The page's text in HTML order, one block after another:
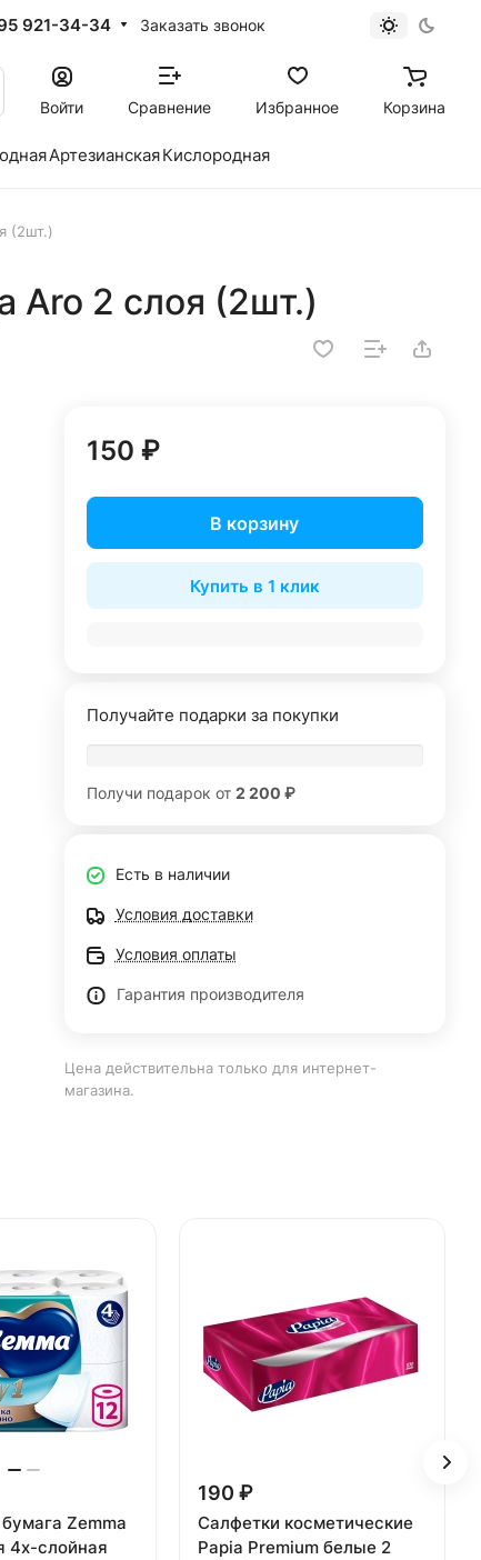
921-34-34 Заказать звонок
Войти Сравнение Избранное Корзина
АртезианскаяКислородная
(2шт.)
Aro 2 слоя (2шт.)
150 ₽
В корзину
Купить в 1 клик
Получайте подарки за покупки
Получи подарок от 2 200 ₽
Есть в наличии
Условия доставки
Условия оплаты
Гарантия производителя
Цена действительна только для интернет-
магазина.
Zemma
4х-слойная
190 ₽
Салфетки косметические
Papia Premium белые 2